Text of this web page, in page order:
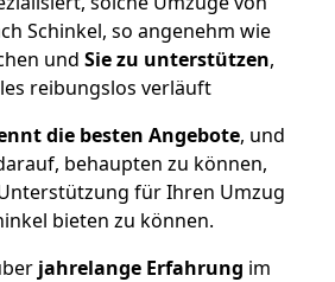
Schinkel, so angenehm wie
und Sie zu unterstützen,
reibungslos verläuft
die besten Angebote, und
behaupten zu können,
für Ihren Umzug
bieten zu können.
jahrelange Erfahrung im